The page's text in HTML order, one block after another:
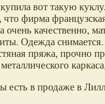
вот такую
что фирма
очень качественно,
Одежда
пряжа, прочно
есть в продаже в